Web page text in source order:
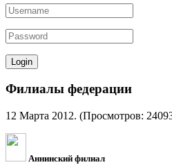
Филиалы федерации
12 Марта 2012. (Просмотров:
Аннинский филиал